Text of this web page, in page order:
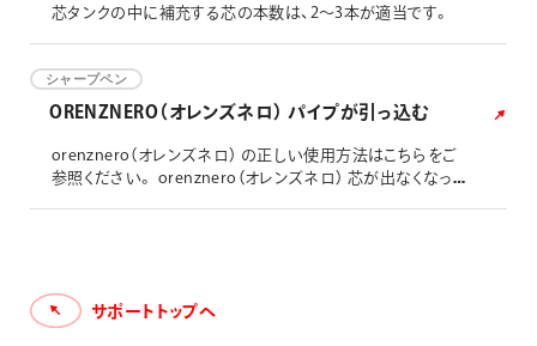
芯タンクの中に補充する芯の本数は、2～3本が適当です。
シャープペン
ORENZNERO（オレンズネロ） パイプが引っ込む
orenznero（オレンズネロ） の正しい使用方法はこちらをご
参照ください。 orenznero（オレンズネロ） 芯が出なくなって
サポートトップへ